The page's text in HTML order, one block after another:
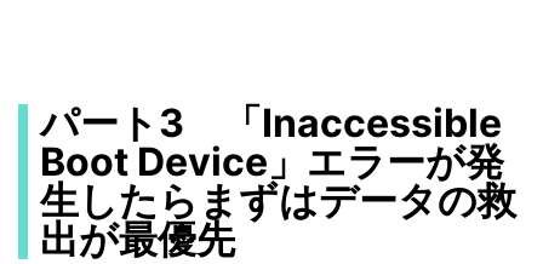
パート3 「Inaccessible
Boot Device」エラーが発
生したらまずはデータの救
出が最優先